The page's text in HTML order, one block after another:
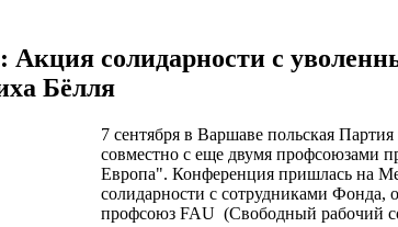
Акция солидарности с
Бёлля
7 сентября в Варшаве польская
совместно с еще двумя профсоюзами
Европа". Конференция пришлась на
солидарности с сотрудниками Фонда,
профсоюз FAU (Свободный рабочий